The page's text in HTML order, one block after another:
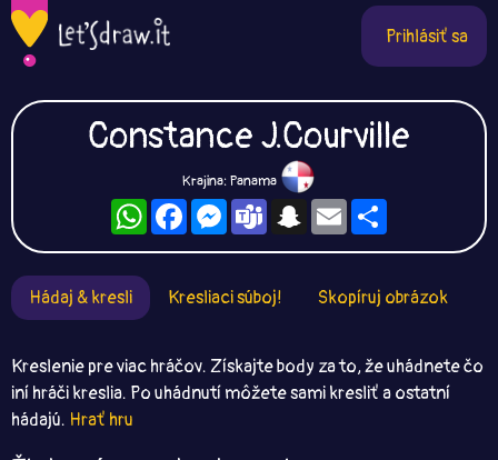
Prihlásiť sa
Constance J.Courville
Krajina: Panama
WhatsAppFacebookMessengerTeamsSnapchat
Email
Hádaj & kresli Kresliaci súboj! Skopíruj obrázok
Kreslenie pre viac hráčov. Získajte body za to, že uhádnete čo
iní hráči kreslia. Po uhádnutí môžete sami kresliť a ostatní
hádajú. Hrať hru